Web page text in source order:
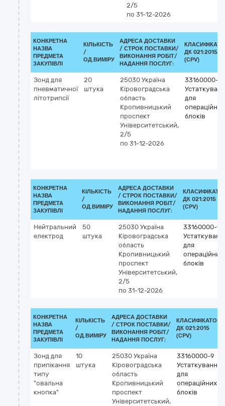
2/5
по 31-12-2026
КОНКРЕТНА
НАЗВА
ПРЕДМЕТА
ЗАКУПІВЛІ
КІЛЬКІСТЬ
/
ОД.ВИМІРУ
АДРЕСА ДОСТАВКИ
/ СТРОК ПОСТАВКИ/
ВИКОНАННЯ РОБІТ/
НАДАННЯ ПОСЛУГ:
ДК 021:2015
(CPV)
Зонд для
пневматичної
літотрипсії
20
штука
25030 Україна
Кіровоградська
область
Кропивницький
проспект
Університетський,
2/5
по 31-12-2026
33160000-9
для
операційних
блоків
КОНКРЕТНА
НАЗВА
ПРЕДМЕТА
ЗАКУПІВЛІ
КІЛЬКІСТЬ
/
ОД.ВИМІРУ
АДРЕСА ДОСТАВКИ
/ СТРОК ПОСТАВКИ/
ВИКОНАННЯ РОБІТ/
НАДАННЯ ПОСЛУГ:
ДК 021:2015
(CPV)
Нейтральний
електрод
50
штука
25030 Україна
Кіровоградська
область
Кропивницький
проспект
Університетський,
2/5
по 31-12-2026
33160000-9
для
операційних
блоків
КОНКРЕТНА
НАЗВА
ПРЕДМЕТА
ЗАКУПІВЛІ
КІЛЬКІСТЬ
/
ОД.ВИМІРУ
АДРЕСА ДОСТАВКИ
/ СТРОК ПОСТАВКИ/
ВИКОНАННЯ РОБІТ/
НАДАННЯ ПОСЛУГ:
КЛАСИФІКАТОР
ДК 021:2015
(CPV)
Зонд для
припікання
типу
"овальна
кнопка"
10
штука
25030 Україна
Кіровоградська
область
Кропивницький
проспект
Університетський,
33160000-9
Устаткування
для
операційних
блоків